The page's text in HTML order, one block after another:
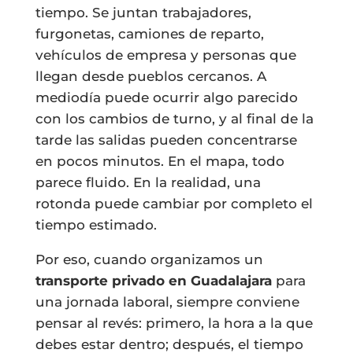
tiempo. Se juntan trabajadores,
furgonetas, camiones de reparto,
vehículos de empresa y personas que
llegan desde pueblos cercanos. A
mediodía puede ocurrir algo parecido
con los cambios de turno, y al final de la
tarde las salidas pueden concentrarse
en pocos minutos. En el mapa, todo
parece fluido. En la realidad, una
rotonda puede cambiar por completo el
tiempo estimado.
Por eso, cuando organizamos un
transporte privado en Guadalajarapara
una jornada laboral, siempre conviene
pensar al revés: primero, la hora a la que
debes estar dentro; después, el tiempo